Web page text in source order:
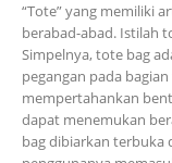
“Tote” yang memiliki
berabad-abad. Istilah
Simpelnya, tote bag
pegangan pada
mempertahankan
dapat menemukan
bag dibiarkan